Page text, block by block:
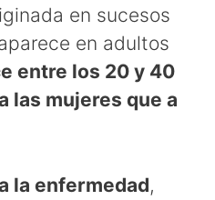
en sucesos
en adultos
entre los 20 y 40
las mujeres que a
la enfermedad,